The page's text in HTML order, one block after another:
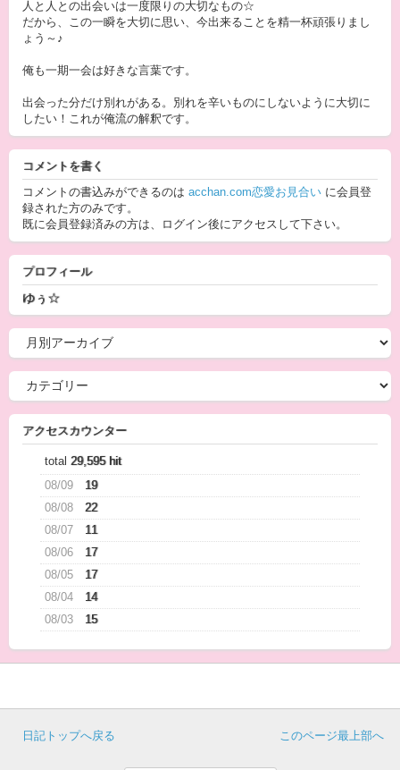
人と人との出会いは一度限りの大切なもの☆
だから、この一瞬を大切に思い、今出来ることを精一杯頑張りまし
ょう～♪
俺も一期一会は好きな言葉です。
出会った分だけ別れがある。別れを辛いものにしないように大切に
したい！これが俺流の解釈です。
コメントを書く
コメントの書込みができるのは acchan.com恋愛お見合い に会員登
録された方のみです。
既に会員登録済みの方は、ログイン後にアクセスして下さい。
プロフィール
ゆぅ☆
アクセスカウンター
total 29,595 hit
08/09
19
08/08
22
08/07
11
08/06
17
08/05
17
08/04
14
08/03
15
このページ最上部へ
日記トップへ戻る